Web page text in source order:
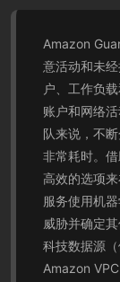
Amazon
意活动和未
户、工作负
账户和网络
队来说，不
非常耗时。
高效的选项
服务使用机
威胁并确定
科技数据源
Amazon